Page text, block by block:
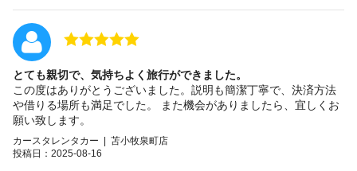
とても親切で、気持ちよく旅行ができました。
この度はありがとうございました。説明も簡潔丁寧で、決済方法
や借りる場所も満足でした。 また機会がありましたら、宜しくお
願い致します。
カースタレンタカー | 苫小牧泉町店
投稿日：2025-08-16